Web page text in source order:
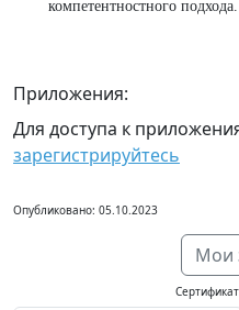
компетентностного
Приложения:
Для доступа к
зарегистрируйтесь
Опубликовано: 05.10.2023
Мои